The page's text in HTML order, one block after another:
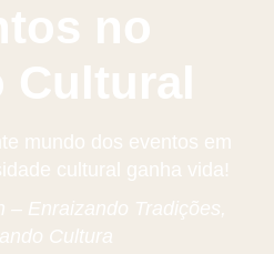
no
Cultural
mundo dos eventos em
cultural ganha vida!
– Enraizando Tradições,
Cultura